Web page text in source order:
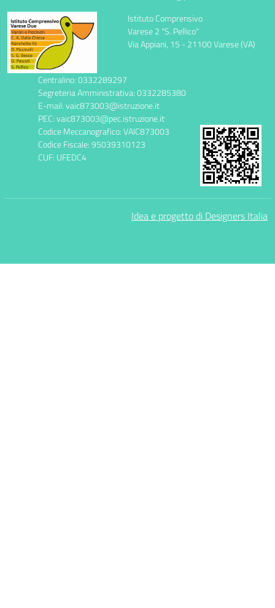
Istituto Comprensivo
Varese 2 "S. Pellico"
Via Appiani, 15 - 21100 Varese (VA)
Centralino: 0332289297
Segreteria Amministrativa: 0332285380
E-mail: vaic873003@istruzione.it
PEC: vaic873003@pec.istruzione.it
Codice Meccanografico: VAIC873003
Codice Fiscale: 95039310123
CUF: UFEDC4
Idea e progetto di Designers Italia